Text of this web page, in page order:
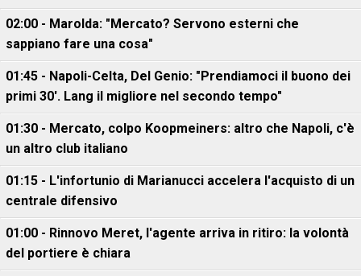
02:00 - Marolda: "Mercato? Servono esterni che
sappiano fare una cosa"
01:45 - Napoli-Celta, Del Genio: "Prendiamoci il buono dei
primi 30'. Lang il migliore nel secondo tempo"
01:30 - Mercato, colpo Koopmeiners: altro che Napoli, c'è
un altro club italiano
01:15 - L'infortunio di Marianucci accelera l'acquisto di un
centrale difensivo
01:00 - Rinnovo Meret, l'agente arriva in ritiro: la volontà
del portiere è chiara